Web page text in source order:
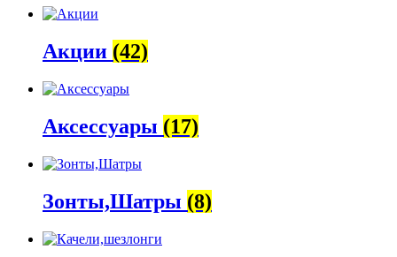
Акции (42)
Аксессуары (17)
Зонты,Шатры (8)